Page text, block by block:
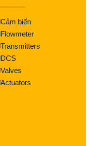
Cảm biến
Flowmeter
Transmitters
DCS
Valves
Actuators